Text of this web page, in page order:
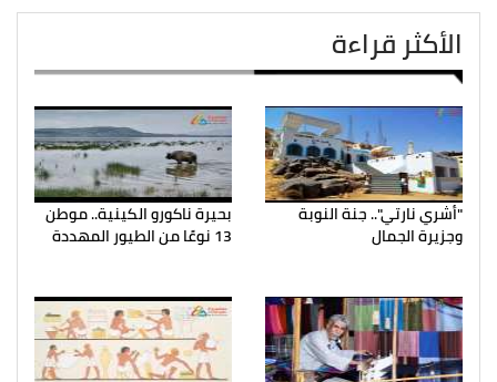
الأكثر قراءة
"أشري نارتي".. جنة النوبة
وجزيرة الجمال
بحيرة ناكورو الكينية.. موطن
13 نوعًا من الطيور المهددة